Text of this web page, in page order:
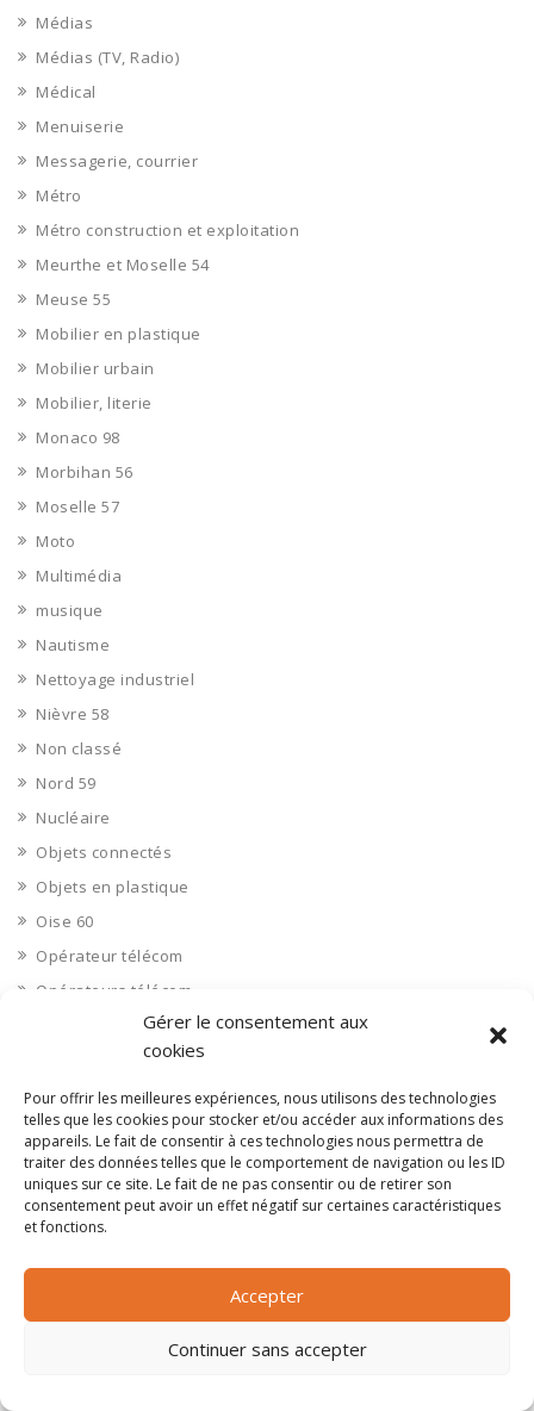
Gérer le consentement aux
cookies
Pour offrir les meilleures expériences, nous utilisons des technologies
telles que les cookies pour stocker et/ou accéder aux informations des
appareils. Le fait de consentir à ces technologies nous permettra de
traiter des données telles que le comportement de navigation ou les ID
uniques sur ce site. Le fait de ne pas consentir ou de retirer son
consentement peut avoir un effet négatif sur certaines caractéristiques
et fonctions.
Accepter
Continuer sans accepter
Médias
Médias (TV, Radio)
Médical
Menuiserie
Messagerie, courrier
Métro
Métro construction et exploitation
Meurthe et Moselle 54
Meuse 55
Mobilier en plastique
Mobilier urbain
Mobilier, literie
Monaco 98
Morbihan 56
Moselle 57
Moto
Multimédia
musique
Nautisme
Nettoyage industriel
Nièvre 58
Non classé
Nord 59
Nucléaire
Objets connectés
Objets en plastique
Oise 60
Opérateur télécom
Opérateurs télécom
Orne 61
Ouvrages d’art
Paramédical, compléments alimentaires
Paris 75
Pas de Calais 62
Pêche